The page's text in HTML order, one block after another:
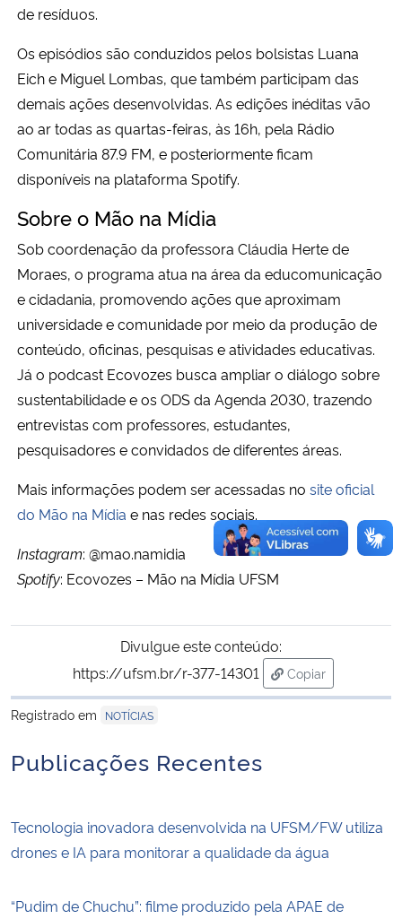
Advocacia-Geral da União
Banco Central do Brasil
Planalto
de resíduos.
Os episódios são conduzidos pelos bolsistas Luana
Eich e Miguel Lombas, que também participam das
demais ações desenvolvidas. As edições inéditas vão
ao ar todas as quartas-feiras, às 16h, pela Rádio
Comunitária 87.9 FM, e posteriormente ficam
disponíveis na plataforma Spotify.
Sobre o Mão na Mídia
Sob coordenação da professora Cláudia Herte de
Moraes, o programa atua na área da educomunicação
e cidadania, promovendo ações que aproximam
universidade e comunidade por meio da produção de
conteúdo, oficinas, pesquisas e atividades educativas.
Já o podcast Ecovozes busca ampliar o diálogo sobre
sustentabilidade e os ODS da Agenda 2030, trazendo
entrevistas com professores, estudantes,
pesquisadores e convidados de diferentes áreas.
Mais informações podem ser acessadas no site oficial
do Mão na Mídia e nas redes sociais.
Instagram: @mao.namidia
Spotify: Ecovozes – Mão na Mídia UFSM
Divulgue este conteúdo:
https://ufsm.br/r-377-14301
Copiar
para área de
Registrado em
NOTÍCIAS
Publicações Recentes
Tecnologia inovadora desenvolvida na UFSM/FW utiliza
drones e IA para monitorar a qualidade da água
“Pudim de Chuchu”: filme produzido pela APAE de